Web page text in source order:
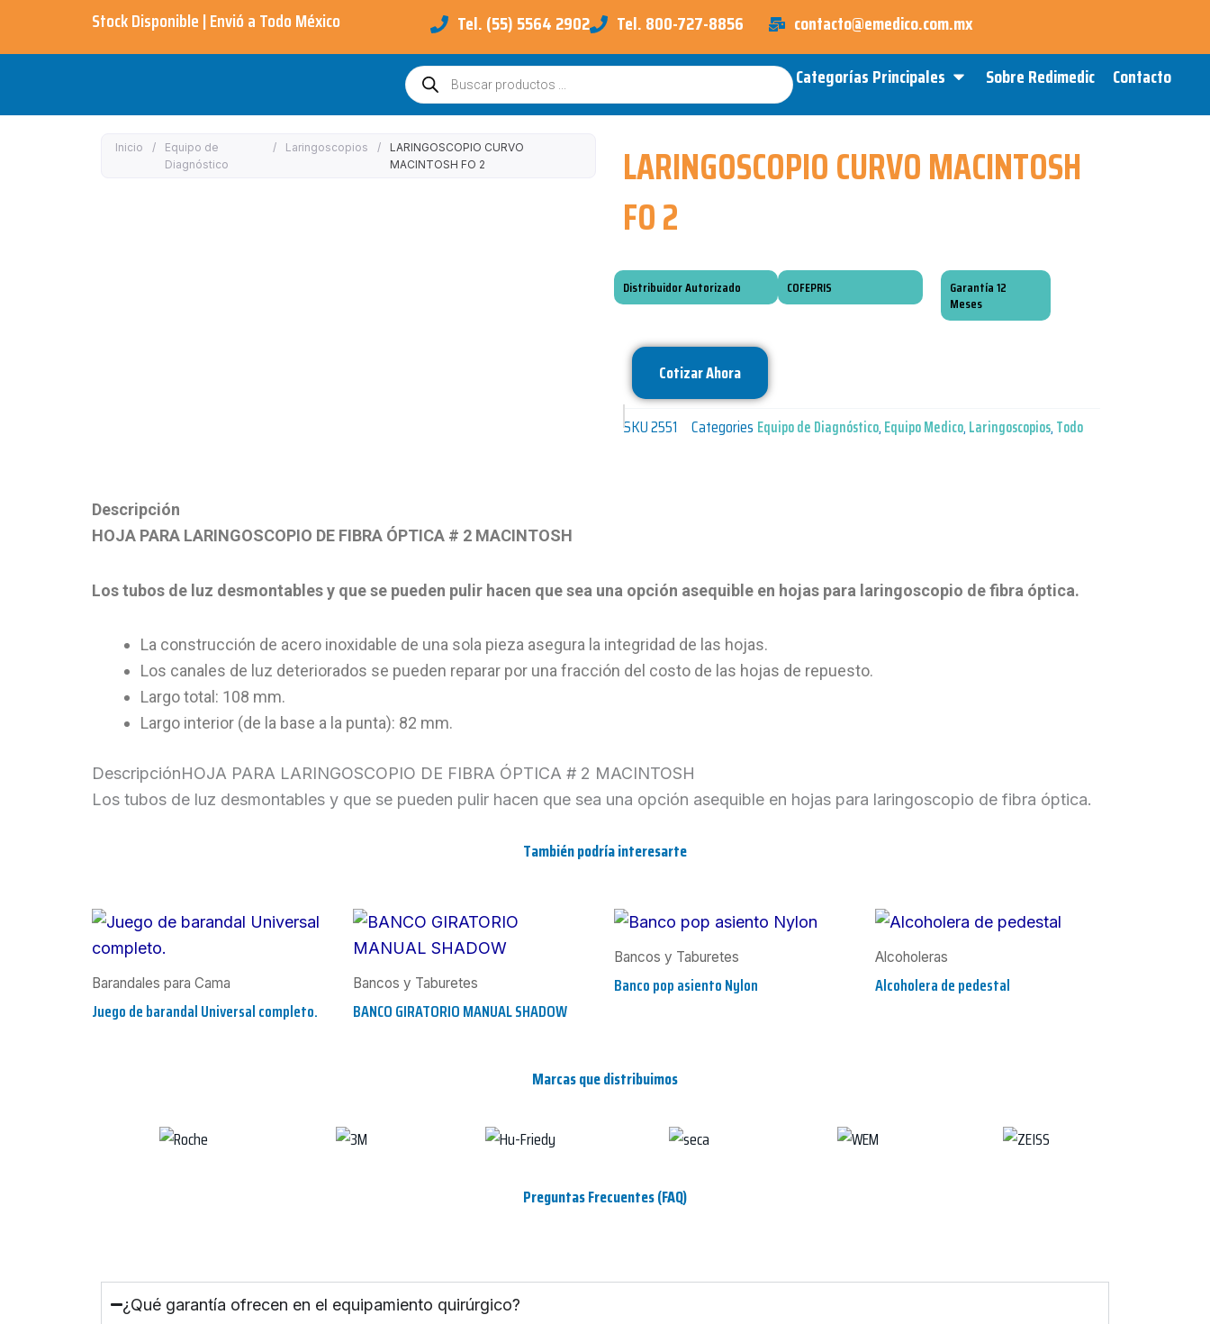
Stock Disponible | Envió a Todo México​ Tel. (55) 5564 2902 Tel. 800-727-8856 contacto@emedico.com.mx
Búsqueda
de
productos
Categorías Principales Open Categorías Principales
Sobre Redimedic Contacto
Inicio /
Equipo de
Diagnóstico
/ Laringoscopios /
LARINGOSCOPIO CURVO
MACINTOSH FO 2
LARINGOSCOPIO CURVO MACINTOSH
FO 2
Distribuidor Autorizado COFEPRIS
Garantía 12
Meses
Cotizar Ahora
SKU2551 Categories Equipo de Diagnóstico, Equipo Medico, Laringoscopios, Todo
Descripción
HOJA PARA LARINGOSCOPIO DE FIBRA ÓPTICA # 2 MACINTOSH
Los tubos de luz desmontables y que se pueden pulir hacen que sea una opción asequible en hojas para laringoscopio de fibra óptica.
La construcción de acero inoxidable de una sola pieza asegura la integridad de las hojas.
Los canales de luz deteriorados se pueden reparar por una fracción del costo de las hojas de repuesto.
Largo total: 108 mm.
Largo interior (de la base a la punta): 82 mm.
DescripciónHOJA PARA LARINGOSCOPIO DE FIBRA ÓPTICA # 2 MACINTOSH
Los tubos de luz desmontables y que se pueden pulir hacen que sea una opción asequible en hojas para laringoscopio de fibra óptica.
También podría interesarte
Barandales para Cama
Juego de barandal Universal completo.
Bancos y Taburetes
BANCO GIRATORIO MANUAL SHADOW
Bancos y Taburetes
Banco pop asiento Nylon
Alcoholeras
Alcoholera de pedestal
Marcas que distribuimos
Preguntas Frecuentes (FAQ)
¿Qué garantía ofrecen en el equipamiento quirúrgico?